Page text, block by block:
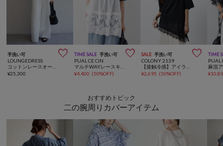
手洗い可 
LOUNGEDRESS
¥25,300
TIME SALE 手洗い可 
PUAL CE CIN
¥4,400 (50%OFF)
SALE 手洗い可 
COLONY 2139
¥2,695 (50%OFF)
TIME
PUAL
¥
おすすめトピック
二の腕周りカバーアイテム